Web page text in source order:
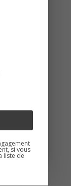
: le
si
si vous
liste de